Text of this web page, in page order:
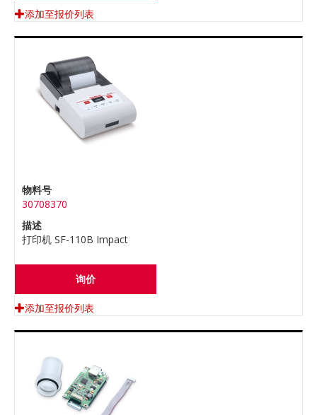
添加至报价列表
物料号
30708370
描述
打印机 SF-110B Impact
询价
添加至报价列表